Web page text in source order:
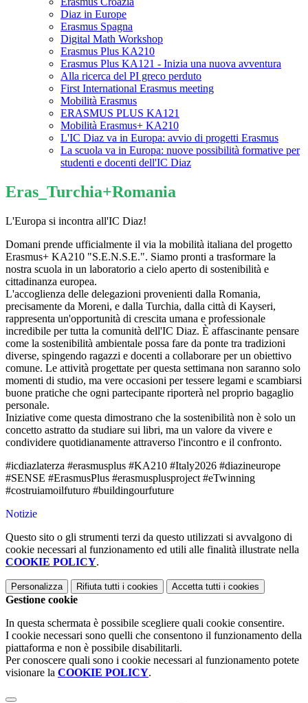
Diaz in Europe
Erasmus Spagna
Digital Math Workshop
Erasmus Plus KA210
Erasmus Plus KA121 - Inizia una nuova avventura
Alla ricerca del PI greco perduto
First International Erasmus meeting
Mobilità Erasmus
ERASMUS PLUS KA121
Mobilità Erasmus+ KA210
L'IC Diaz va in Europa: avvio di progetti Erasmus
La scuola va in Europa: nuove possibilità formative per
studenti e docenti dell'IC Diaz
Eras_Turchia+Romania
L'Europa si incontra all'IC Diaz!
​Domani prende ufficialmente il via la mobilità italiana del progetto
Erasmus+ KA210 "S.E.N.S.E.". Siamo pronti a trasformare la
nostra scuola in un laboratorio a cielo aperto di sostenibilità e
cittadinanza europea.
L'accoglienza delle delegazioni provenienti dalla Romania,
precisamente da Moreni, e dalla Turchia, dalla città di Kayseri,
rappresenta un'opportunità di crescita umana e professionale
incredibile per tutta la comunità dell'IC Diaz. È affascinante pensare
come la sostenibilità ambientale possa fare da ponte tra tradizioni
diverse, spingendo ragazzi e docenti a collaborare per un obiettivo
comune. Le attività progettate per questa settimana non saranno solo
momenti di studio, ma vere occasioni per tessere legami e scambiarsi
buone pratiche che ogni partecipante riporterà nel proprio bagaglio
personale.
Iniziative come questa dimostrano che la sostenibilità non è solo un
concetto astratto da studiare sui libri, ma un valore da vivere e
condividere quotidianamente attraverso l'incontro e il confronto.
#icdiazlaterza #erasmusplus #KA210 #Italy2026 #diazineurope
#SENSE #ErasmusPlus #erasmusplusproject #eTwinning
#costruiamoilfuturo #buildingourfuture
Notizie
Questo sito o gli strumenti terzi da questo utilizzati si avvalgono di
cookie necessari al funzionamento ed utili alle finalità illustrate nella
COOKIE POLICY.
Personalizza Rifiuta tutti i cookies Accetta tutti i cookies
Gestione cookie
In questa schermata è possibile scegliere quali cookie consentire.
I cookie necessari sono quelli che consentono il funzionamento della
piattaforma e non è possibile disabilitarli.
Per conoscere quali sono i cookie necessari al funzionamento potete
visionare la COOKIE POLICY.